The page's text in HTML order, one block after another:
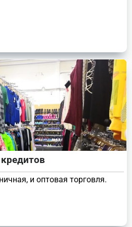
и оптовая торговля.